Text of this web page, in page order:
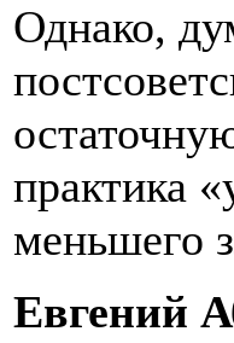
Однако,
практика
меньшего
Евгений